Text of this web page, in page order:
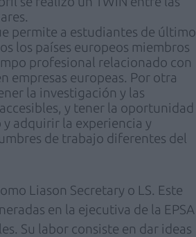
permite a estudiantes de último
los países europeos miembros
profesional relacionado con
empresas europeas. Por otra
la investigación y las
y tener la oportunidad
adquirir la experiencia y
de trabajo diferentes del
Liason Secretary o LS. Este
en la ejecutiva de la EPSA
Su labor consiste en dar ideas